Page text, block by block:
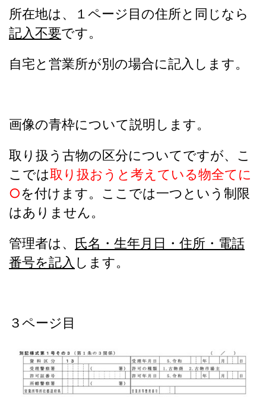
所在地は、１ページ目の住所と同じなら
記入不要です。
自宅と営業所が別の場合に記入します。
画像の青枠について説明します。
取り扱う古物の区分についてですが、こ
こでは取り扱おうと考えている物全てに
○を付けます。 ここでは一つという制限
はありません。
管理者は、 氏名・生年月日・住所・電話
番号を記入 します。
３ページ目